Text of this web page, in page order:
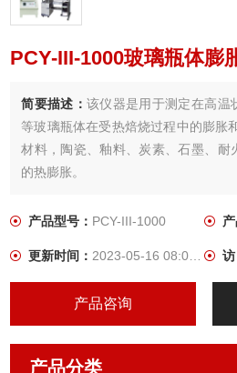
PCY-III-1000玻璃瓶体膨
简要描述： 该仪器是用于测定在高温
等玻璃瓶体在受热焙烧过程中的膨胀
材料，陶瓷、釉料、炭素、石墨、耐
的热膨胀。
产品型号： PCY-III-1000
更新时间：2023-05-16 08:04:05
产品咨询
产品分类